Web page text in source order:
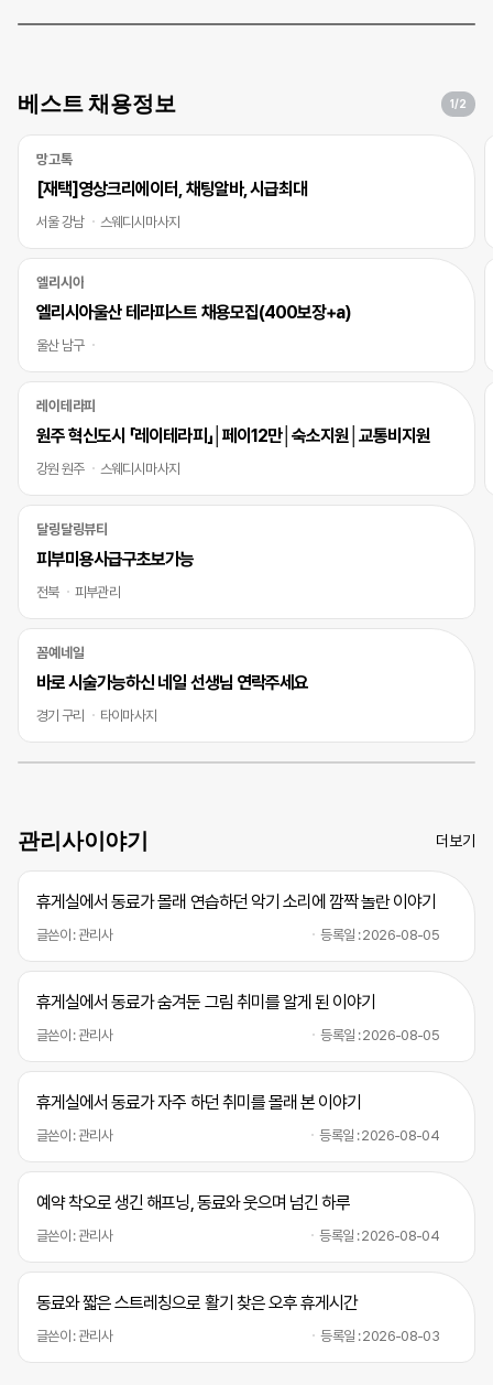
베스트 채용정보 1/2
망고톡
[재택]영상크리에이터, 채팅알바, 시급최대
서울 강남 스웨디시마사지
엘리시아
엘리시아울산 테라피스트 채용모집(400보장+a)
울산 남구
레이테라피
원주 혁신도시 「레이테라피」│페이12만│숙소지원│교통비지원
강원 원주 스웨디시마사지
달링달링뷰티
피부미용사급구초보가능
전북 피부관리
꼼예네일
바로 시술가능하신 네일 선생님 연락주세요
경기 구리 타이마사지
관리사이야기 더보기
휴게실에서 동료가 몰래 연습하던 악기 소리에 깜짝 놀란 이야기
글쓴이 : 관리사 등록일 : 2026-08-05
휴게실에서 동료가 숨겨둔 그림 취미를 알게 된 이야기
글쓴이 : 관리사 등록일 : 2026-08-05
휴게실에서 동료가 자주 하던 취미를 몰래 본 이야기
글쓴이 : 관리사 등록일 : 2026-08-04
예약 착오로 생긴 해프닝, 동료와 웃으며 넘긴 하루
글쓴이 : 관리사 등록일 : 2026-08-04
동료와 짧은 스트레칭으로 활기 찾은 오후 휴게시간
글쓴이 : 관리사 등록일 : 2026-08-03